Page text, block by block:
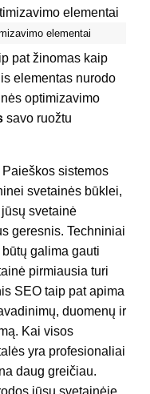
elementai
pat žinomas kaip
elementas nurodo
optimizavimo
savo ruožtu
Paieškos sistemos
svetainės būklei,
svetainė
geresnis. Techniniai
galima gauti
pirmiausia turi
SEO taip pat apima
duomenų ir
Kai visos
yra profesionaliai
daug greičiau.
jūsų svetainėje